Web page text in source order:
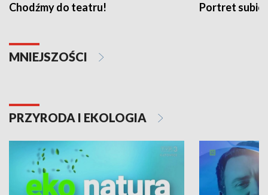
Chodźmy do teatru! Portret
MNIEJSZOŚCI
PRZYRODA I EKOLOGIA